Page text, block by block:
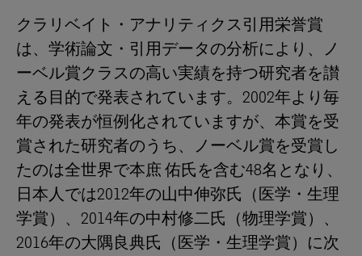
クラリベイト・アナリティクス引用栄誉賞
は、学術論文・引用データの分析により、ノ
ーベル賞クラスの高い実績を持つ研究者を讃
える目的で発表されています。2002年より毎
年の発表が恒例化されていますが、本賞を受
賞された研究者のうち、ノーベル賞を受賞し
たのは全世界で本庶 佑氏を含む48名となり、
日本人では2012年の山中伸弥氏（医学・生理
学賞）、2014年の中村修二氏（物理学賞）、
2016年の大隅良典氏（医学・生理学賞）に次